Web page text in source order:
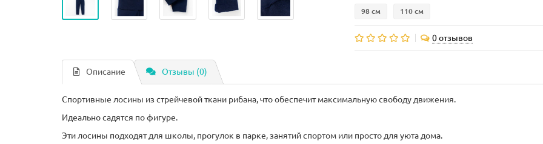
98 см 110 см
0 отзывов
Описание Отзывы (0)
Спортивные лосины из стрейчевой ткани рибана, что обеспечит максимальную свободу движения.
Идеально садятся по фигуре.
Эти лосины подходят для школы, прогулок в парке, занятий спортом или просто для уюта дома.